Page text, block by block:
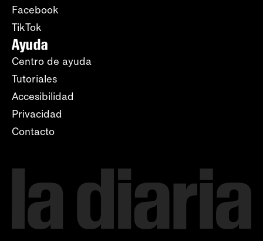
Facebook
TikTok
Ayuda
Centro de ayuda
Tutoriales
Accesibilidad
Privacidad
Contacto